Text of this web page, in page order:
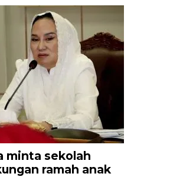
minta sekolah
ramah anak